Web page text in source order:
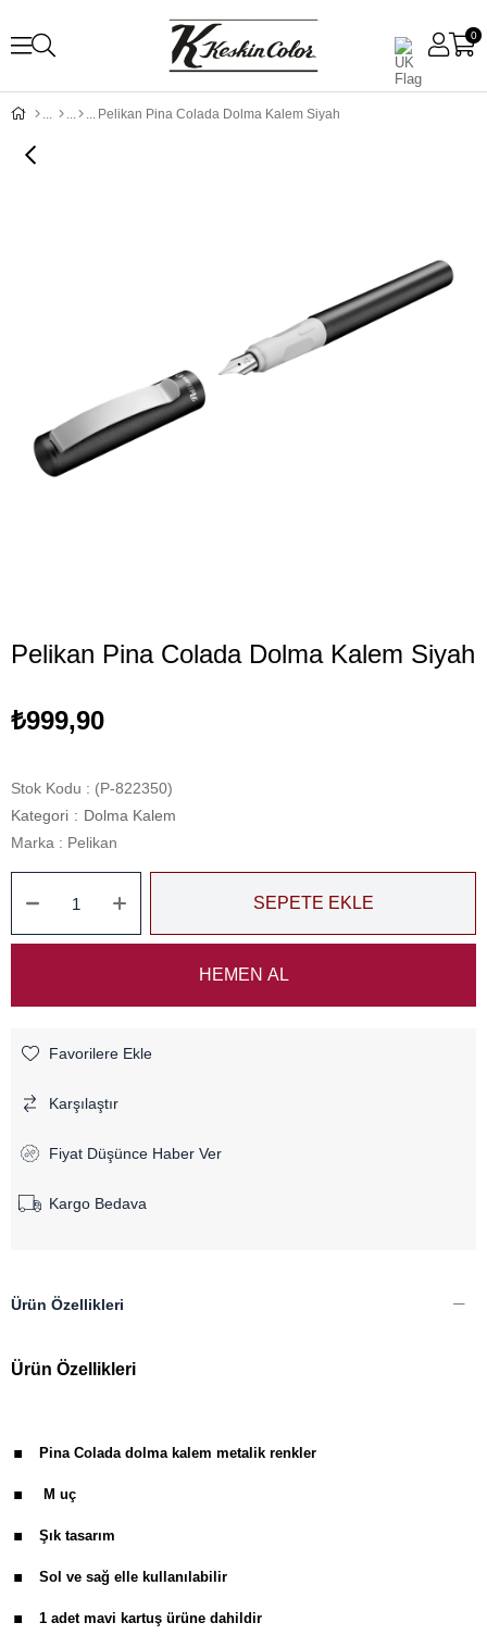
0
Pelikan Pina Colada Dolma Kalem Siyah
Pelikan Pina Colada Dolma Kalem Siyah
₺999,90
Stok Kodu
(P-822350)
Kategori : Dolma Kalem
Marka : Pelikan
Favorilere Ekle
Karşılaştır
Fiyat Düşünce Haber Ver
Kargo Bedava
Ürün Özellikleri
Ürün Özellikleri
. Pina Colada dolma kalem metalik renkler
. M uç
. Şık tasarım
. Sol ve sağ elle kullanılabilir
. 1 adet mavi kartuş ürüne dahildir